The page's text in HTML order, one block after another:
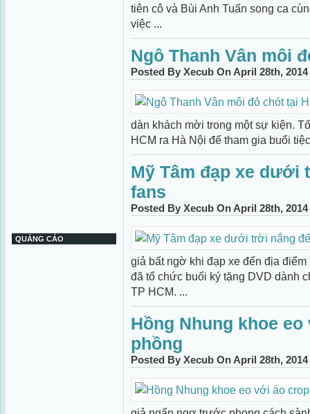
QUẢNG CÁO
tiên cô và Bùi Anh Tuấn song ca
việc ...
Ngô Thanh Vân môi
Posted By Xecub On April 28th,
dàn khách mời trong một sự kiện.
HCM ra Hà Nội để tham gia buổi
Mỹ Tâm đạp xe dưới
fans
Posted By Xecub On April 28th,
giả bất ngờ khi đạp xe đến địa
đã tổ chức buổi ký tặng DVD dành
TP HCM. ...
Hồng Nhung khoe
phồng
Posted By Xecub On April 28th,